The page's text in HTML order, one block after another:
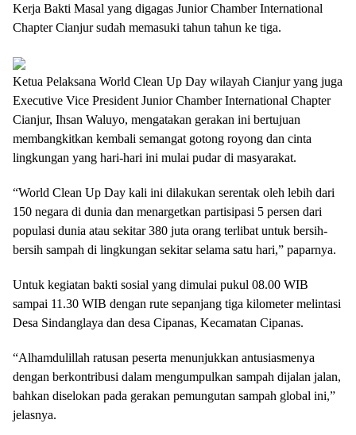
Kerja Bakti Masal yang digagas Junior Chamber International
Chapter Cianjur sudah memasuki tahun tahun ke tiga.
Ketua Pelaksana World Clean Up Day wilayah Cianjur yang juga
Executive Vice President Junior Chamber International Chapter
Cianjur, Ihsan Waluyo, mengatakan gerakan ini bertujuan
membangkitkan kembali semangat gotong royong dan cinta
lingkungan yang hari-hari ini mulai pudar di masyarakat.
“World Clean Up Day kali ini dilakukan serentak oleh lebih dari
150 negara di dunia dan menargetkan partisipasi 5 persen dari
populasi dunia atau sekitar 380 juta orang terlibat untuk bersih-
bersih sampah di lingkungan sekitar selama satu hari,” paparnya.
Untuk kegiatan bakti sosial yang dimulai pukul 08.00 WIB
sampai 11.30 WIB dengan rute sepanjang tiga kilometer melintasi
Desa Sindanglaya dan desa Cipanas, Kecamatan Cipanas.
“Alhamdulillah ratusan peserta menunjukkan antusiasmenya
dengan berkontribusi dalam mengumpulkan sampah dijalan jalan,
bahkan diselokan pada gerakan pemungutan sampah global ini,”
jelasnya.